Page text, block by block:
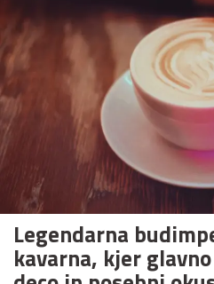
Legendarna
kavarna, kjer